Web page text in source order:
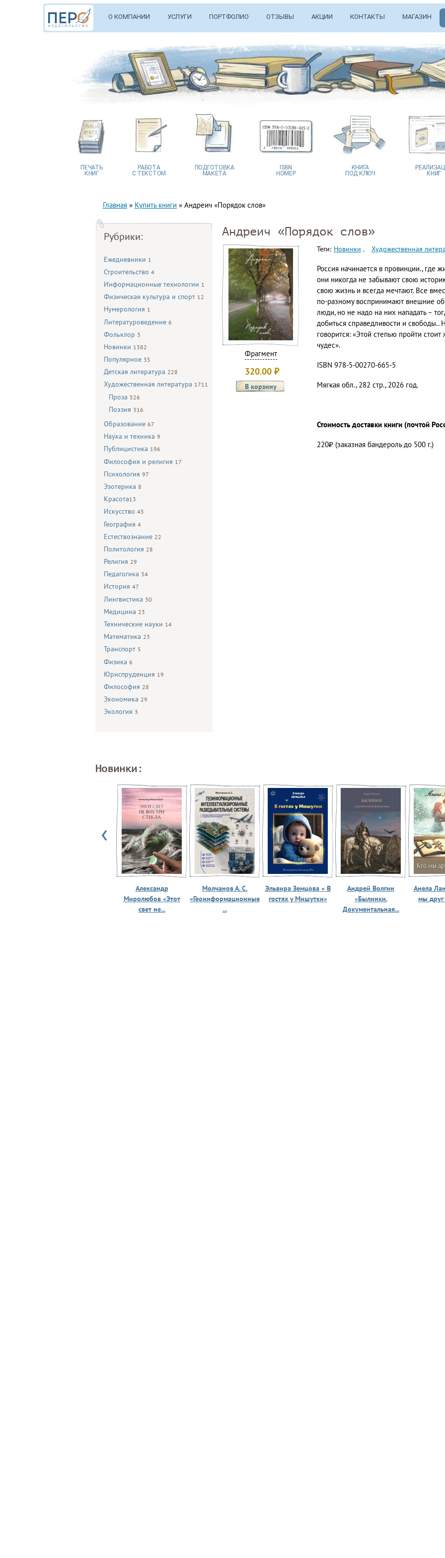
О КОМПАНИИ УСЛУГИ ПОРТФОЛИО ОТЗЫВЫ АКЦИИ КОНТАКТЫ МАГАЗИН
ПЕЧАТЬ
КНИГ
РАБОТА
С ТЕКСТОМ
ПОДГОТОВКА
МАКЕТА
ISBN
НОМЕР
КНИГА
ПОД КЛЮЧ
КНИГ
Главная » Купить книги » Андреич «Порядок слов»
Рубрики:
Ежедневники 1
Строительство 4
Информационные технологии 1
Физическая культура и спорт 12
Нумерология 1
Литературоведение 6
Фольклор 3
Новинки 1382
Популярное 35
Детская литература 228
Художественная литература 1711
Проза 526
Поэзия 316
Образование 67
Наука и техника 9
Публицистика 196
Философия и религия 17
Психология 97
Эзотерика 8
Красота13
Искусство 45
География 4
Естествознание 22
Политология 28
Религия 29
Педагогика 34
История 47
Лингвистика 30
Медицина 23
Технические науки 14
Математика 23
Транспорт 5
Физика 6
Юриспруденция 19
Философия 28
Экономика 29
Экология 3
Андреич «Порядок слов»
Фрагмент
320.00 ₽
Теги: Новинки Художественная
Россия начинается в провинции., где
они никогда не забывают свою
свою жизнь и всегда мечтают. Все
по-разному воспринимают внешние
люди, но не надо на них нападать –
добиться справедливости и свободы..
говорится: «Этой степью пройти
чудес».
ISBN 978-5-00270-665-5
Мягкая обл., 282 стр., 2026 год.
Стоимость доставки книги (почтой
220₽ (заказная бандероль до 500 г.)
Новинки:
Александр
Миролюбов «Этот
свет не...
Молчанов А. С.
«Геоинформационные
...
Эльвира Земцова « В
гостях у Мишутки»
Андрей Волгин
«Былинки.
Документальная...
Анела
мы друг